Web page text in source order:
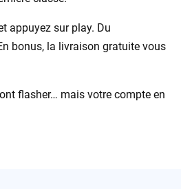
appuyez sur play. Du
bonus, la livraison gratuite vous
flasher… mais votre compte en